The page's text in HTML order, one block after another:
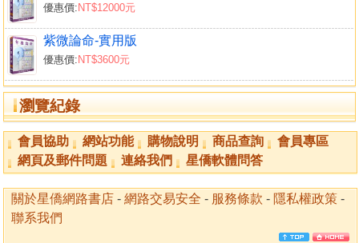
優惠價:NT$12000元
紫微論命-實用版
優惠價:NT$3600元
瀏覽紀錄
會員協助 網站功能 購物說明 商品查詢
會員專區
網頁及郵件問題
連絡我們 星僑軟體問答
關於星僑網路書店 - 網路交易安全 - 服務條款 - 隱私權政策 -
聯系我們